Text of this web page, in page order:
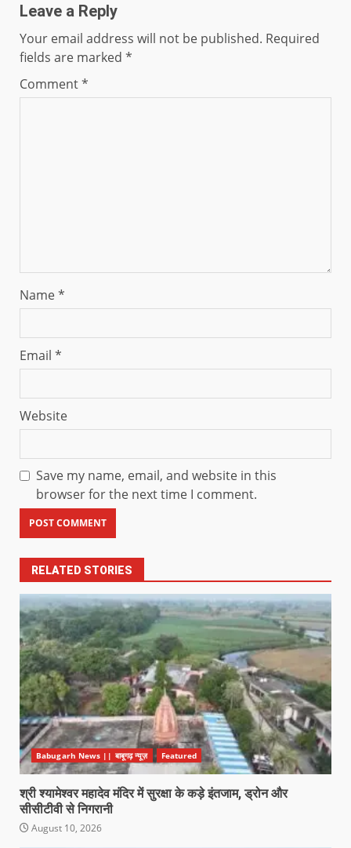
Leave a Reply
Your email address will not be published. Required
fields are marked *
Comment*
Name*
Email *
Website
Save my name, email, and website in this
browser for the next time I comment.
RELATED STORIES
Babugarh News || बाबूगढ़ न्यूज़ Featured
श्री श्यामेश्वर महादेव मंदिर में सुरक्षा के कड़े इंतजाम, ड्रोन और
सीसीटीवी से निगरानी
August 10, 2026